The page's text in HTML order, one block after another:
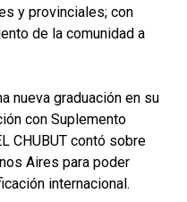
y provinciales; con
de la comunidad a
nueva graduación en su
con Suplemento
CHUBUT contó sobre
Aires para poder
internacional.